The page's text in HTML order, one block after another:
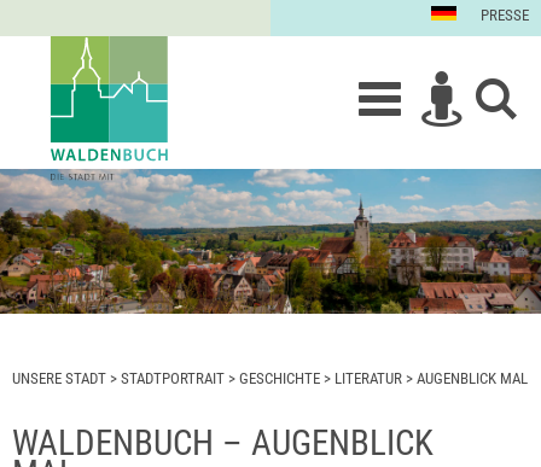
PRESSE
UNSERE STADT > STADTPORTRAIT > GESCHICHTE > LITERATUR > AUGENBLICK MAL
WALDENBUCH – AUGENBLICK